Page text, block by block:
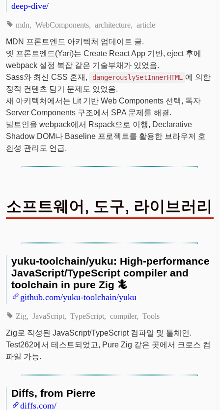
deep-dive/
mdn WebComponents architecture article
MDN 프론트엔드 아키텍처 업데이트 글.
옛 프론트엔드(Yari)는 Create React App 기반, eject 후에
webpack 설정 복잡 같은 기술부채가 있었음.
Sass와 최신 CSS 혼재,
dangerouslySetInnerHTML
에 의한
정적 컨텐츠 담기 문제도 있었음.
새 아키텍처에서는 Lit 기반 Web Components 선택, 독자
Server Components 구조에서 SPA 문제를 해결.
빌트인을 webpack에서 Rspack으로 이행, Declarative
Shadow DOM나 Baseline 프로젝트를 활용한 브라우저 호
환성 관리도 언급.
소프트웨어, 도구, 라이브러리
yuku-toolchain/yuku: High-performance
JavaScript/TypeScript compiler and
toolchain in pure Zig 🦎
github.com/yuku-toolchain/yuku
Zig JavaScript TypeScript compiler Tools
Zig로 작성된 JavaScript/TypeScript 컴파일 및 툴체인.
Test262에서 테스트되었고, Pure Zig 같은 곳에서 크로스 컴
파일 가능.
Diffs, from Pierre
diffs.com/